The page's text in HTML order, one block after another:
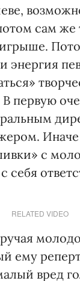
сам
энергия
первую
Иначе
с
себя
RELATED VIDEO
ему
вред